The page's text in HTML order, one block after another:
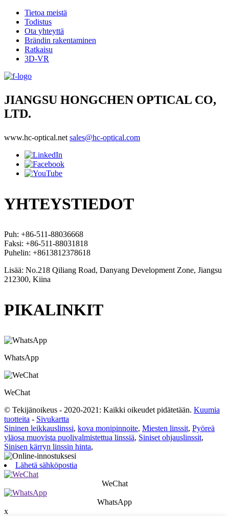
Tietoa meistä
Todistus
Ota yhteyttä
Brändin rakentaminen
Ratkaisu
3D-VR
JIANGSU HONGCHEN OPTICAL CO,
LTD.
www.hc-optical.net sales@hc-optical.com
YHTEYSTIEDOT
Puh: +86-511-88036668
Faksi: +86-511-88031818
Puhelin: +8613812378618
Lisää: No.218 Qiliang Road, Danyang Development Zone, Jiangsu
212300, Kiina
PIKALINKIT
WhatsApp
WeChat
© Tekijänoikeus - 2020-2021: Kaikki oikeudet pidätetään. Kuumia
tuotteita - Sivukartta
Sininen leikkauslinssi, kova monipinnoite, Miesten linssit, Pyöreä
yläosa muovista puolivalmistettua linssiä, Siniset ohjauslinssit,
Sinisen kärryn linssin hinta,
Lähetä sähköpostia
WeChat
WhatsApp
x